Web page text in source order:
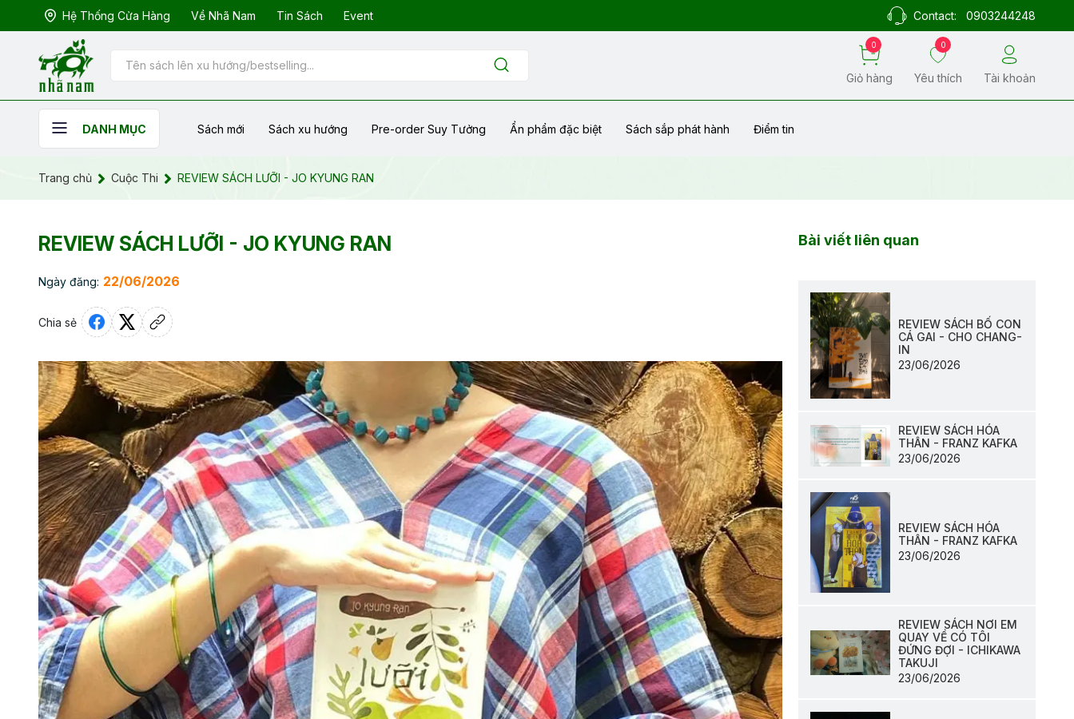
Hệ Thống Cửa Hàng Về Nhã Nam Tin Sách Event Contact: 0903244248
0
Giỏ hàng
0
Yêu thích Tài khoản
DANH MỤC Sách mới Sách xu hướng Pre-order Suy Tưởng Ẩn phẩm đặc biệt Sách sắp phát hành Điểm tin
Trang chủ Cuộc Thi REVIEW SÁCH LƯỠI - JO KYUNG RAN
REVIEW SÁCH LƯỠI - JO KYUNG RAN
Ngày đăng: 22/06/2026
Chia sẻ
Bài viết liên quan
REVIEW SÁCH BỐ CON
CÁ GAI - CHO CHANG-
IN
23/06/2026
REVIEW SÁCH HÓA
THÂN - FRANZ KAFKA
23/06/2026
REVIEW SÁCH HÓA
THÂN - FRANZ KAFKA
23/06/2026
REVIEW SÁCH NƠI EM
QUAY VỀ CÓ TÔI
ĐỨNG ĐỢI - ICHIKAWA
TAKUJI
23/06/2026